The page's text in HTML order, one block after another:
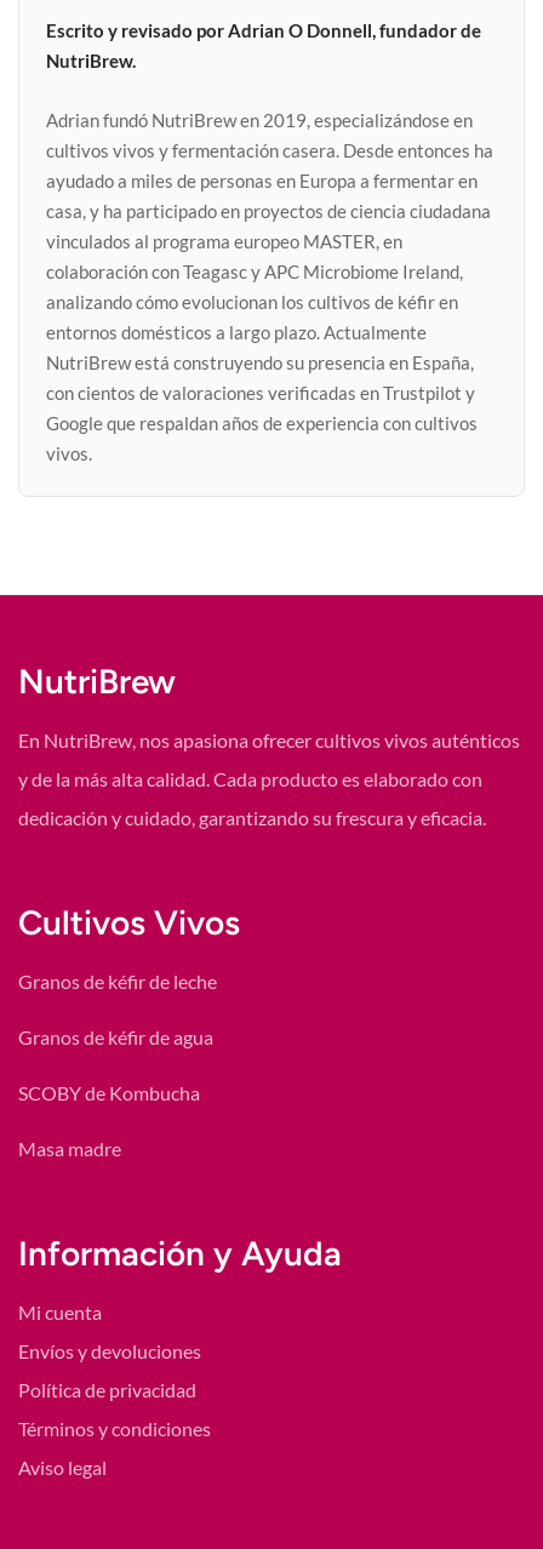
Escrito y revisado por Adrian O Donnell, fundador de
NutriBrew.
Adrian fundó NutriBrew en 2019, especializándose en
cultivos vivos y fermentación casera. Desde entonces ha
ayudado a miles de personas en Europa a fermentar en
casa, y ha participado en proyectos de ciencia ciudadana
vinculados al programa europeo MASTER, en
colaboración con Teagasc y APC Microbiome Ireland,
analizando cómo evolucionan los cultivos de kéfir en
entornos domésticos a largo plazo. Actualmente
NutriBrew está construyendo su presencia en España,
con cientos de valoraciones verificadas en Trustpilot y
Google que respaldan años de experiencia con cultivos
vivos.
NutriBrew
En NutriBrew, nos apasiona ofrecer cultivos vivos auténticos
y de la más alta calidad. Cada producto es elaborado con
dedicación y cuidado, garantizando su frescura y eficacia.
Cultivos Vivos
Granos de kéfir de leche
Granos de kéfir de agua
SCOBY de Kombucha
Masa madre
Información y Ayuda
Mi cuenta
Envíos y devoluciones
Política de privacidad
Términos y condiciones
Aviso legal